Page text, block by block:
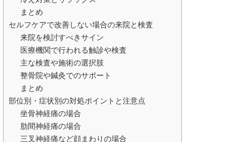
まとめ
セルフケアで改善しない場合の来院と検査
来院を検討すべきサイン
医療機関で行われる触診や検査
主な検査や施術の選択肢
整骨院や鍼灸でのサポート
まとめ
部位別・症状別の対処ポイントと注意点
坐骨神経痛の場合
肋間神経痛の場合
三叉神経痛など顔まわりの場合